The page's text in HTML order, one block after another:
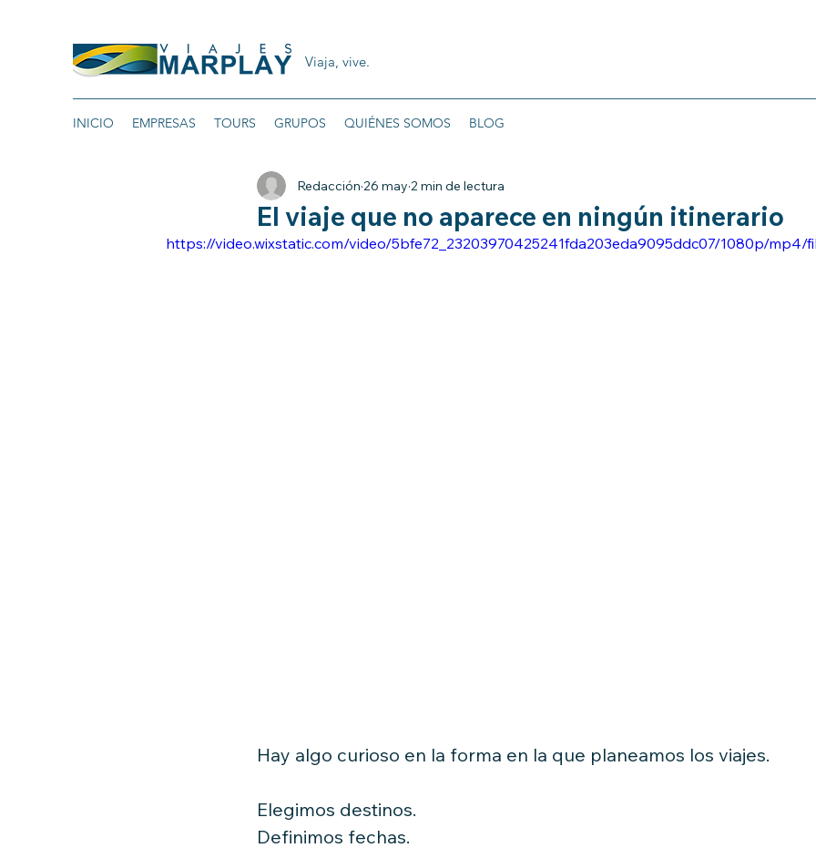
Viaja, vive.
INICIO EMPRESAS TOURS GRUPOS QUIÉNES SOMOS BLOG
El viaje que no aparece en ningún itinerario
Redacción 26 may 2 min de lectura
https://video.wixstatic.com/video/5bfe72_23203970425241fda203eda9095ddc07/1080p/mp4/
Hay algo curioso en la forma en la que planeamos los viajes.
Elegimos destinos.
Definimos fechas.